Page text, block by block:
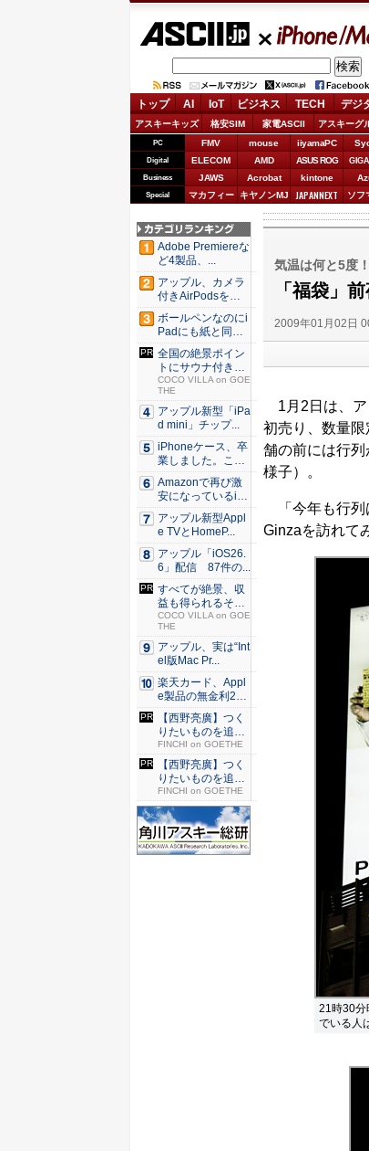
iPhone/
トップ AI IoT ビジネス TECH デジ
アスキーキッズ 格安SIM 家電ASCII アスキーグ
PC FMV mouse iiyamaPC
Digital ELECOM AMD ASUS ROG
Business JAWS Acrobat kintone
Special マカフィー キヤノンMJ JAPANNEXT ソフ
気温は何と5度！
「福袋」
2009年01月02日
1月2日は、ア
初売り、数量限
舗の前には行
様子）。
「今年も行列
Ginzaを訪れて
21時30分
でいる人
Adobe Premiereな
ど4製品、...
アップル、カメラ
付きAirPodsを年
内...
ボールペンなのにi
Padにも紙と同じ
滑ら...
全国の絶景ポイン
トにサウナ付きの
シェア別...
COCO VILLA on GOE
THE
アップル新型「iPa
d mini」チップ...
iPhoneケース、卒
業しました。これ
か...
Amazonで再び激
安になっているiP
h...
アップル新型Appl
e TVとHomeP...
アップル「iOS26.
6」配信 87件の...
すべてが絶景、収
益も得られるその
仕組みと...
COCO VILLA on GOE
THE
アップル、実は“Int
el版Mac Pr...
楽天カード、Appl
e製品の無金利24
回...
【西野亮廣】つく
りたいものを追求
できる環...
FINCHI on GOETHE
【西野亮廣】つく
りたいものを追求
できる環...
FINCHI on GOETHE